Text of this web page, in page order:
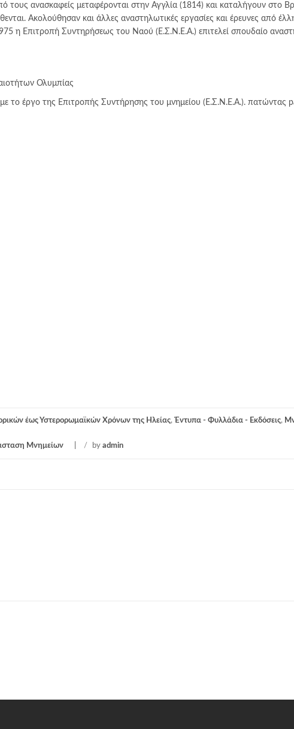
τους ανασκαφείς μεταφέρονται στην Αγγλία (1814) και καταλήγουν στο
Ακολούθησαν και άλλες αναστηλωτικές εργασίες και έρευνες από
η Επιτροπή Συντηρήσεως του Ναού (Ε.Σ.Ν.Ε.Α.) επιτελεί σπουδαίο
Ολυμπίας
με το έργο της Επιτροπής Συντήρησης του μνημείου (Ε.Σ.Ν.Ε.Α.). πατώντας
έως Υστερορωμαϊκών Χρόνων της Ηλείας, Έντυπα - Φυλλάδια - Εκδόσεις,
Μνημείων / by admin